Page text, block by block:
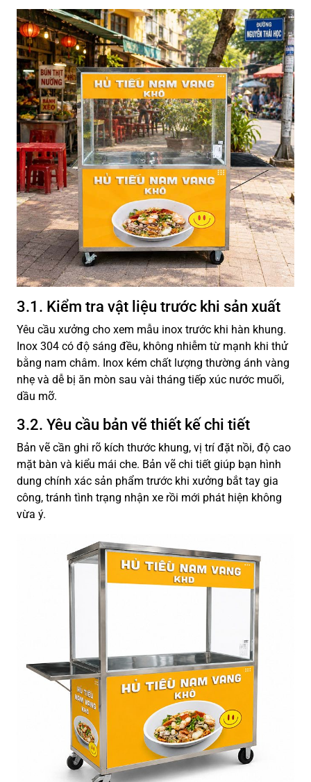
3.1. Kiểm tra vật liệu trước khi sản xuất
Yêu cầu xưởng cho xem mẫu inox trước khi hàn khung.
Inox 304 có độ sáng đều, không nhiễm từ mạnh khi thử
bằng nam châm. Inox kém chất lượng thường ánh vàng
nhẹ và dễ bị ăn mòn sau vài tháng tiếp xúc nước muối,
dầu mỡ.
3.2. Yêu cầu bản vẽ thiết kế chi tiết
Bản vẽ cần ghi rõ kích thước khung, vị trí đặt nồi, độ cao
mặt bàn và kiểu mái che. Bản vẽ chi tiết giúp bạn hình
dung chính xác sản phẩm trước khi xưởng bắt tay gia
công, tránh tình trạng nhận xe rồi mới phát hiện không
vừa ý.